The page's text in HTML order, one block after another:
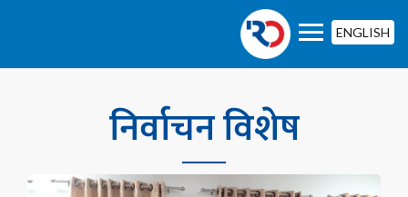
ENGLISH
निर्वाचन विशेष